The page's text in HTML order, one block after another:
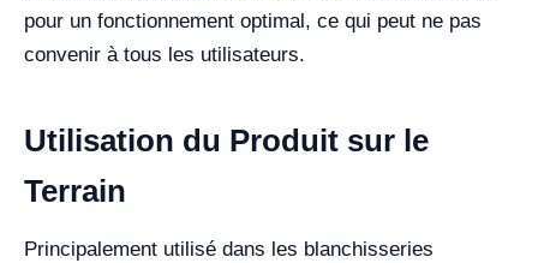
pour un fonctionnement optimal, ce qui peut ne pas
convenir à tous les utilisateurs.
Utilisation du Produit sur le
Terrain
Principalement utilisé dans les blanchisseries